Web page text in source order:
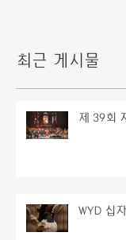
최근 게시물
제 39회
WYD 십